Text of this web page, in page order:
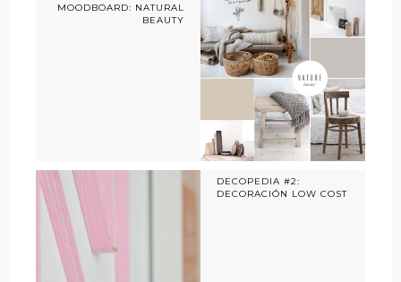
MOODBOARD: NATURAL
BEAUTY
DECOPEDIA #2:
DECORACIÓN LOW COST